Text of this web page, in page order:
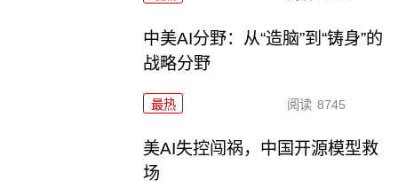
中美AI分野：从“造脑”到“铸身”的
战略分野
最热 阅读 8745
美AI失控闯祸，中国开源模型救
场